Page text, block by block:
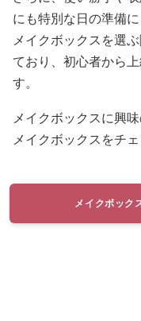
にも特別な日の準備に
メイクボックスを選
ており、初心者から
す。
メイクボックスに興
メイクボックスをチ
メイクボック